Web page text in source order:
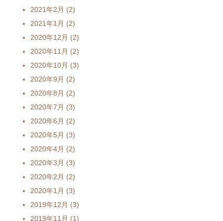
2021年2月 (2)
2021年1月 (2)
2020年12月 (2)
2020年11月 (2)
2020年10月 (3)
2020年9月 (2)
2020年8月 (2)
2020年7月 (3)
2020年6月 (2)
2020年5月 (3)
2020年4月 (2)
2020年3月 (3)
2020年2月 (2)
2020年1月 (3)
2019年12月 (3)
2019年11月 (1)